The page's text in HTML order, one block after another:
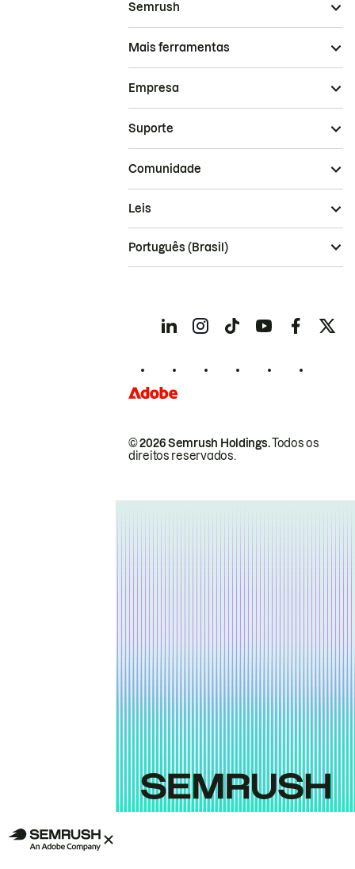
Semrush
Mais ferramentas
Empresa
Suporte
Comunidade
© 2026 Semrush Holdings.Todos os
direitos reservados.
Leis
Português (Brasil)